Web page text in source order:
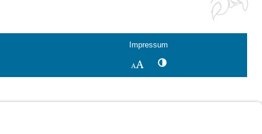
Impressum
SchriftgrößeKontrastwechsel